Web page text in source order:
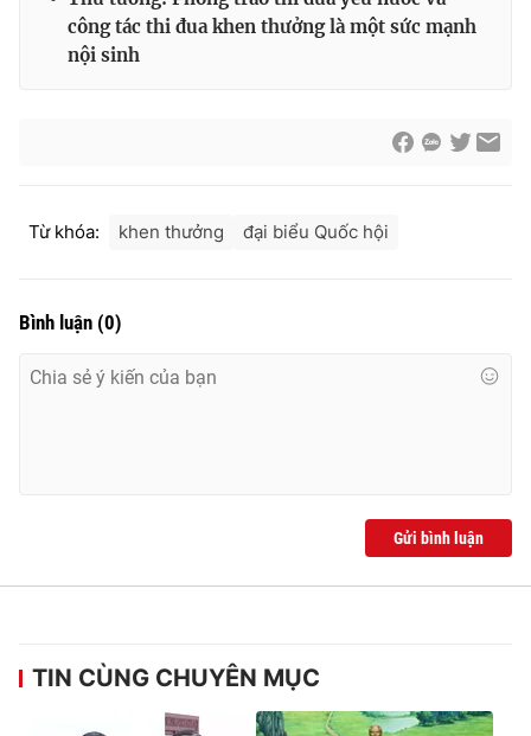
công tác thi đua khen thưởng là một sức mạnh
nội sinh
Từ khóa: khen thưởng đại biểu Quốc hội
Bình luận (0)
Gửi bình luận
TIN CÙNG CHUYÊN MỤC